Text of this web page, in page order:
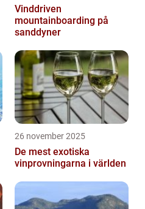
Vinddriven
mountainboarding på
sanddyner
26 november 2025
De mest exotiska
vinprovningarna i världen